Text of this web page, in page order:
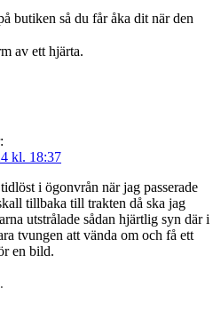
butiken så du får åka dit när den
av ett hjärta.
kl. 18:37
i ögonvrån när jag passerade
tillbaka till trakten då ska jag
utstrålade sådan hjärtlig syn där i
tvungen att vända om och få ett
en bild.